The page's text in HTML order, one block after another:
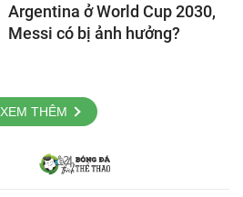
Argentina ở World Cup 2030,
Messi có bị ảnh hưởng?
XEM THÊM